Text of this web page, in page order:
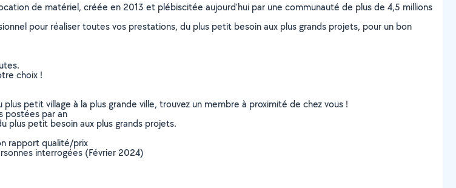
de matériel, créée en 2013 et plébiscitée aujourd’hui par une communauté de plus de 4,5 millions
pour réaliser toutes vos prestations, du plus petit besoin aux plus grands projets, pour un bon
choix !
petit village à la plus grande ville, trouvez un membre à proximité de chez vous !
postées par an
plus petit besoin aux plus grands projets.
rapport qualité/prix
interrogées (Février 2024)